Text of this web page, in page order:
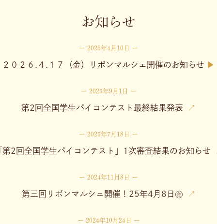
お知らせ
2026年4月10日
２０２６.４.１７（金）リボンマルシェ開催のお知らせ
2025年9月1日
第2回全国学生パイコンテスト最終結果発表
2025年7月18日
第2回全国学生パイコンテスト」1次審査結果のお知らせ
2024年11月8日
第三回リボンマルシェ開催！25年4月8日㊎
2024年10月24日